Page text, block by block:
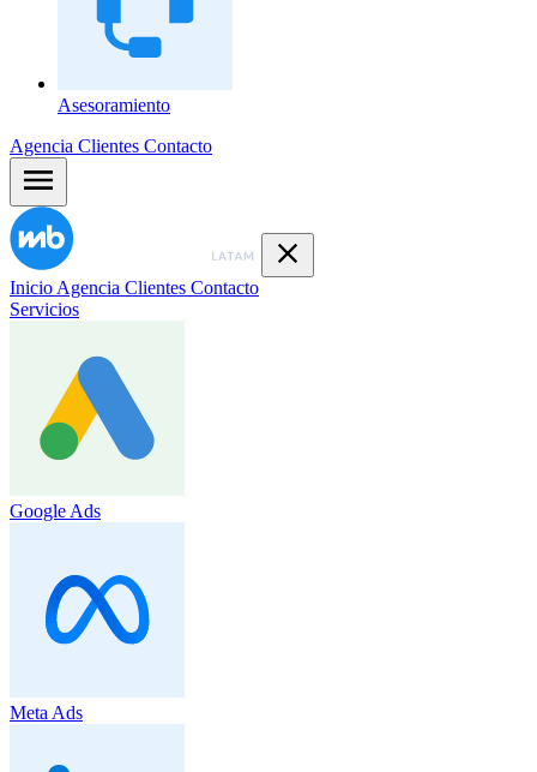
Asesoramiento
Agencia Clientes Contacto
Inicio Agencia Clientes Contacto
Servicios
Google Ads
Meta Ads